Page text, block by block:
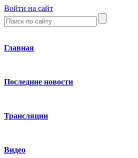
Войти на сайт
Главная
Последние новости
Трансляции
Видео